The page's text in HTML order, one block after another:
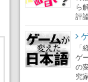
ら
評
ゲ
の
究